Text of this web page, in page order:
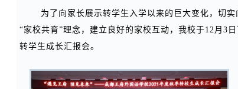
为了向家长展示转学生入学以来的巨大变化，切
“家校共育”理念，建立良好的家校互动，我校于12月3
转学生成长汇报会。